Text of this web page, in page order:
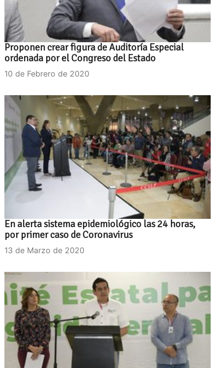
Proponen crear figura de Auditoría Especial
ordenada por el Congreso del Estado
10 de Febrero de 2020
En alerta sistema epidemiológico las 24 horas,
por primer caso de Coronavirus
13 de Marzo de 2020